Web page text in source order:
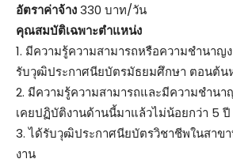
อัตราค่าจ้าง330 บาท/วัน
คุณสมบัติเฉพาะตำแหน่ง
1. มีความรู้ความสามารถหรือความชำนาญ
รับวุฒิประกาศนียบัตรมัธยมศึกษา ตอนต้น
2. มีความรู้ความสามารถและมีความชำน
เคยปฏิบัติงานด้านนี้มาแล้วไม่น้อยกว่า 5 ปี
3. ได้รับวุฒิประกาศนียบัตรวิชาชีพในสาข
งาน